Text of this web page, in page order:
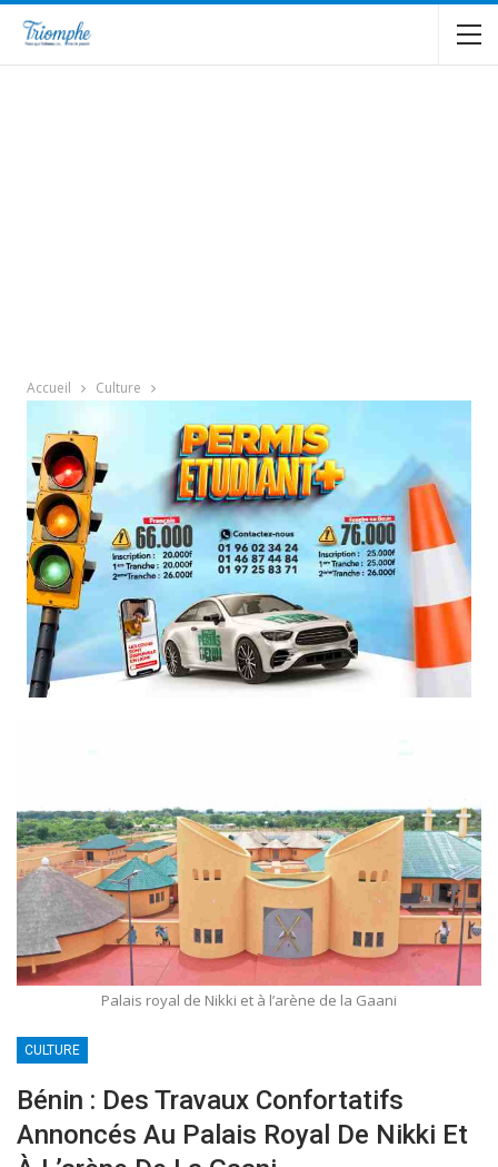
Accueil Culture
Palais royal de Nikki et à l’arène de la Gaani
CULTURE
Bénin : Des Travaux Confortatifs
Annoncés Au Palais Royal De Nikki Et